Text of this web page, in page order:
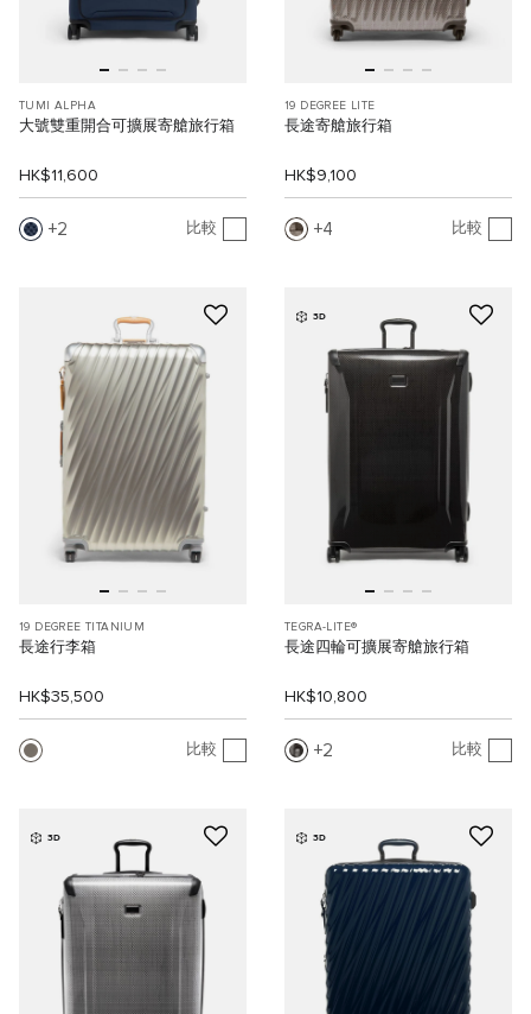
TUMI ALPHA
大號雙重開合可擴展寄艙旅行箱
HK$11,600
2 比較
19 DEGREE LITE
長途寄艙旅行箱
HK$9,100
4 比較
19 DEGREE TITANIUM
長途行李箱
HK$35,500
比較
3D
TEGRA-LITE®
長途四輪可擴展寄艙旅行箱
HK$10,800
2 比較
3D 3D